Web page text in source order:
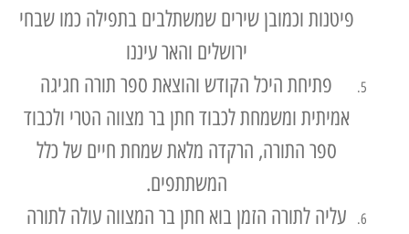
פיטנות וכמובן שירים שמשתלבים בתפילה כמו שבחי
ירושלים והאר עיננו
פתיחת היכל הקודש והוצאת ספר תורה חגיגה
אמיתית ומשמחת לכבוד חתן בר מצווה הטרי ולכבוד
ספר התורה, הרקדה מלאת שמחת חיים של כלל
המשתתפים.
עליה לתורה הזמן בוא חתן בר המצווה עולה לתורה